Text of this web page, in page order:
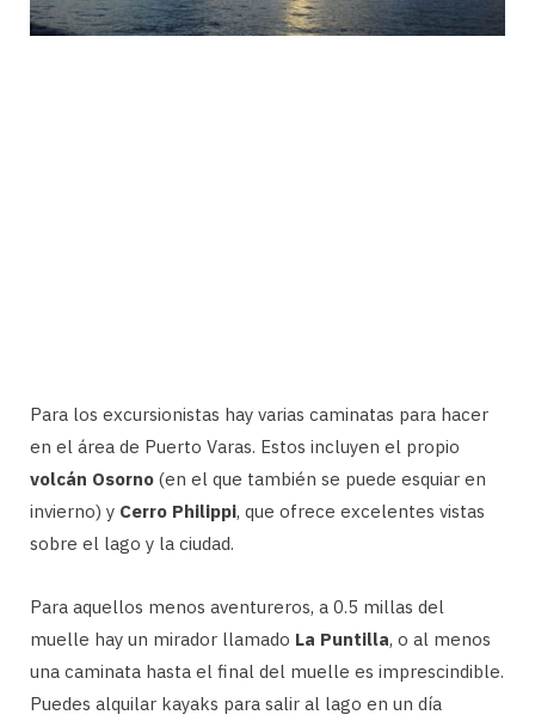
Para los excursionistas hay varias caminatas para hacer
en el área de Puerto Varas. Estos incluyen el propio
volcán Osorno (en el que también se puede esquiar en
invierno) y Cerro Philippi, que ofrece excelentes vistas
sobre el lago y la ciudad.
Para aquellos menos aventureros, a 0.5 millas del
muelle hay un mirador llamado La Puntilla, o al menos
una caminata hasta el final del muelle es imprescindible.
Puedes alquilar kayaks para salir al lago en un día